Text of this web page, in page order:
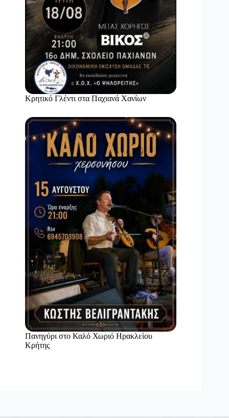
Κρητικό Γλέντι στα Παχιανά Χανίων
Πανηγύρι στο Καλό Χωριό Ηρακλείου
Κρήτης